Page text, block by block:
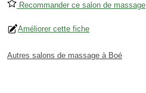
Recommander ce salon de massage
Améliorer cette fiche
Autres salons de massage à Boé